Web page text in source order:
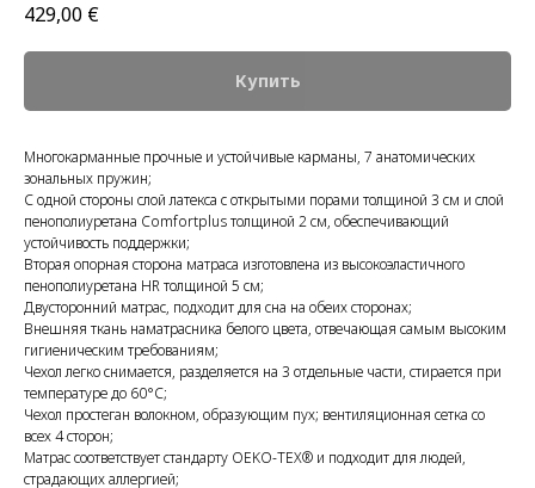
429,00 €
Купить
Многокарманные прочные и устойчивые карманы, 7 анатомических
зональных пружин;
С одной стороны слой латекса с открытыми порами толщиной 3 см и слой
пенополиуретана Comfortplus толщиной 2 см, обеспечивающий
устойчивость поддержки;
Вторая опорная сторона матраса изготовлена ​​из высокоэластичного
пенополиуретана HR толщиной 5 см;
Двусторонний матрас, подходит для сна на обеих сторонах;
Внешняя ткань наматрасника белого цвета, отвечающая самым высоким
гигиеническим требованиям;
Чехол легко снимается, разделяется на 3 отдельные части, стирается при
температуре до 60°С;
Чехол простеган волокном, образующим пух; вентиляционная сетка со
всех 4 сторон;
Матрас соответствует стандарту OEKO-TEX® и подходит для людей,
страдающих аллергией;